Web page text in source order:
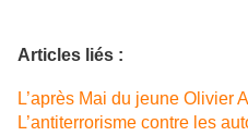
Articles liés :
L’après Mai du jeune Olivier
L’antiterrorisme contre les